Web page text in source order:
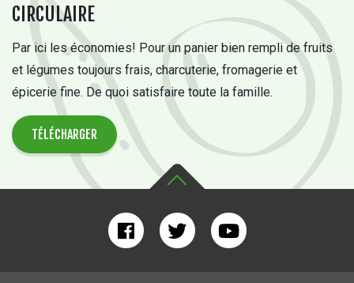
CIRCULAIRE
Par ici les économies! Pour un panier bien rempli de fruits
et légumes toujours frais, charcuterie, fromagerie et
épicerie fine. De quoi satisfaire toute la famille.
TÉLÉCHARGER